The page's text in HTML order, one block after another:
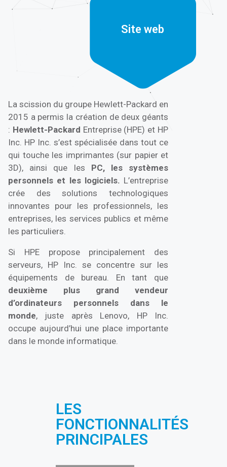
Site web
Site web
La scission du groupe Hewlett-Packard en
2015 a permis la création de deux géants
: Hewlett-Packard Entreprise (HPE) et HP
Inc. HP Inc. s’est spécialisée dans tout ce
qui touche les imprimantes (sur papier et
3D), ainsi que les PC, les systèmes
personnels et les logiciels. L’entreprise
crée des solutions technologiques
innovantes pour les professionnels, les
entreprises, les services publics et même
les particuliers.
Si HPE propose principalement des
serveurs, HP Inc. se concentre sur les
équipements de bureau. En tant que
deuxième plus grand vendeur
d’ordinateurs personnels dans le
monde, juste après Lenovo, HP Inc.
occupe aujourd’hui une place importante
dans le monde informatique.
LES
FONCTIONNALITÉS
PRINCIPALES